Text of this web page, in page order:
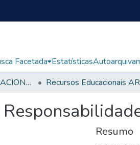
Facetada Estatísticas
RECURSOS EDUCACIONAIS
Resumo